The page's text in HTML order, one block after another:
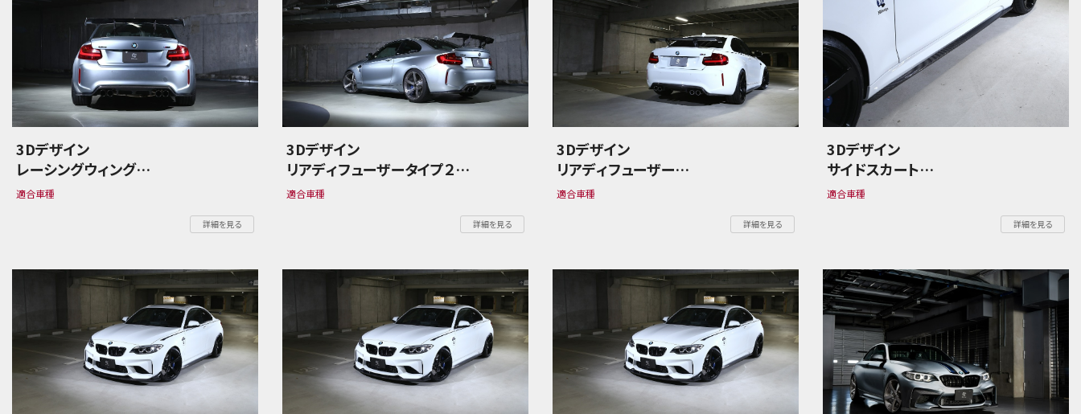
3Dデザイン
レーシングウィング
BMW 2シリーズ F87 M2
適合車種
詳細を見る
3Dデザイン
リアディフューザータイプ２
BMW 2シリーズ F87 M2
適合車種
詳細を見る
3Dデザイン
リアディフューザー
BMW 2シリーズ F87 M2
適合車種
詳細を見る
3Dデザイン
サイドスカート
BMW 2シリーズ F87 M2
適合車種
詳細を見る